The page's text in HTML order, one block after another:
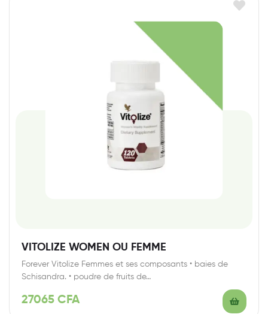
VITOLIZE WOMEN OU FEMME
Forever Vitolize Femmes et ses composants • baies de
Schisandra. • poudre de fruits de…
27065 CFA